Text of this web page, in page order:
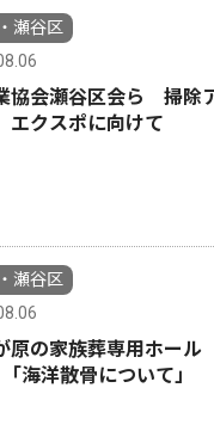
瀬谷区
協会瀬谷区会ら 掃除
クスポに向けて
瀬谷区
原の家族葬専用ホー
「海洋散骨について」